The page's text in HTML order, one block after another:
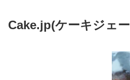
Cake.jp(ケーキジェ